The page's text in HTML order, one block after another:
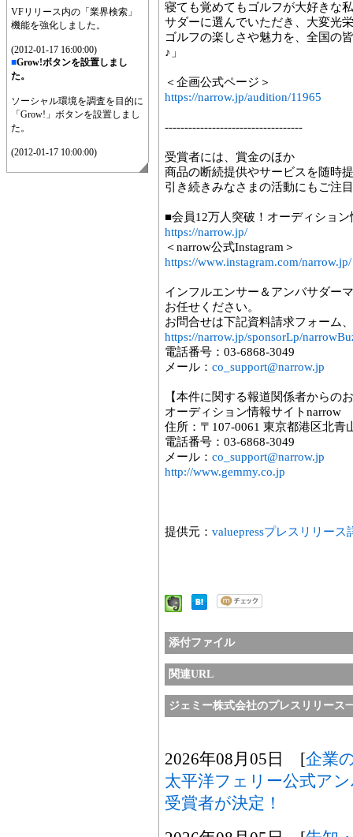
VFリリース内の「業界検索」
機能を強化しました。
(2012-01-17 16:00:00)
■Grow!ボタンを設置しまし
た。
ソーシャル環境を調査を目的に
「Grow!」ボタンを設置しまし
た。
(2012-01-17 10:00:00)
寝ても覚めてもゴルフが大好きな
サダーに選んでいただき、大変光
ゴルフの楽しさや魅力を、全国の
♪」
＜企画公式ページ＞
https://narrow.jp/audition/11965
-----------------------------------
受賞者には、賞金のほか
商品の断続提供やサービスを随時
引き続きみなさまの活動にもご注
■会員12万人突破！オーディション
https://narrow.jp/
＜narrow公式Instagram＞
https://www.instagram.com/narrow.jp/
インフルエンサー＆アンバサダー
お任せください。
お問合せは下記資料請求フォーム
https://narrow.jp/sponsorLp/
電話番号：03-6868-3049
メール： co_support@narrow.jp
【本件に関する報道関係者からの
オーディション情報サイトnarrow
住所：〒107-0061 東京都港区北青
電話番号：03-6868-3049
メール： co_support@narrow.jp
http://www.gemmy.co.jp
提供元： valuepressプレスリリース
添付ファイル
関連URL
ジェミー株式会社のプレスリリース
2026年08月05日 [企業
太平洋フェリー公式ア
受賞者が決定！